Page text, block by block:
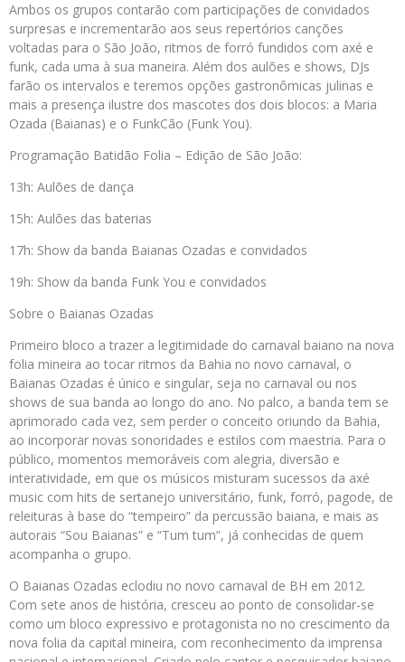
Ambos os grupos contarão com participações de convidados
surpresas e incrementarão aos seus repertórios canções
voltadas para o São João, ritmos de forró fundidos com axé e
funk, cada uma à sua maneira. Além dos aulões e shows, DJs
farão os intervalos e teremos opções gastronômicas julinas e
mais a presença ilustre dos mascotes dos dois blocos: a Maria
Ozada (Baianas) e o FunkCão (Funk You).
Programação Batidão Folia – Edição de São João:
13h: Aulões de dança
15h: Aulões das baterias
17h: Show da banda Baianas Ozadas e convidados
19h: Show da banda Funk You e convidados
Sobre o Baianas Ozadas
Primeiro bloco a trazer a legitimidade do carnaval baiano na nova
folia mineira ao tocar ritmos da Bahia no novo carnaval, o
Baianas Ozadas é único e singular, seja no carnaval ou nos
shows de sua banda ao longo do ano. No palco, a banda tem se
aprimorado cada vez, sem perder o conceito oriundo da Bahia,
ao incorporar novas sonoridades e estilos com maestria. Para o
público, momentos memoráveis com alegria, diversão e
interatividade, em que os músicos misturam sucessos da axé
music com hits de sertanejo universitário, funk, forró, pagode, de
releituras à base do “tempeiro” da percussão baiana, e mais as
autorais “Sou Baianas” e “Tum tum”, já conhecidas de quem
acompanha o grupo.
O Baianas Ozadas eclodiu no novo carnaval de BH em 2012.
Com sete anos de história, cresceu ao ponto de consolidar-se
como um bloco expressivo e protagonista no no crescimento da
nova folia da capital mineira, com reconhecimento da imprensa